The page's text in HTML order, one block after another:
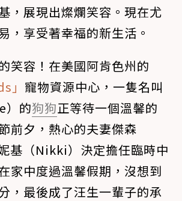
，展現出燦爛笑容。現在尤
，享受著幸福的新生活。
笑容！在美國阿肯色州的
」 寵物資源中心，一隻名叫
）的狗狗正等待一個溫馨的
前夕，熱心的夫妻傑森
基（Nikki）決定擔任臨時中
家中度過溫馨假期，沒想到
，最後成了汪生一輩子的承